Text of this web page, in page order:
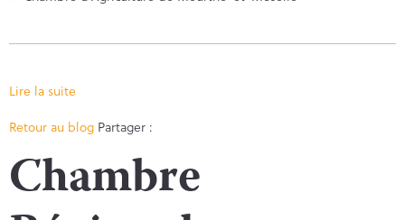
Lire la suite
Retour au blog Partager :
Chambre